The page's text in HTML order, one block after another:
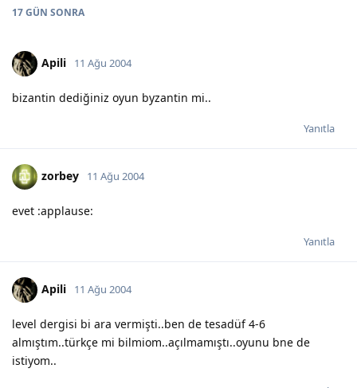
17 GÜN SONRA
Apili 11 Ağu 2004
bizantin dediğiniz oyun byzantin mi..
Yanıtla
zorbey 11 Ağu 2004
evet :applause:
Yanıtla
Apili 11 Ağu 2004
level dergisi bi ara vermişti..ben de tesadüf 4-6
almıştım..türkçe mi bilmiom..açılmamıştı..oyunu bne de
istiyom..